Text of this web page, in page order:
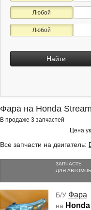
Любой
Любой
Найти
Фара на Honda
В продаже 3 запчастей
Цена
Все запчасти на двигатель:
ЗАПЧАСТЬ
ДЛЯ
Б/У Фара
на